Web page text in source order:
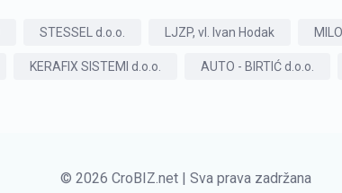
STESSEL d.o.o. LJZP, vl. Ivan Hodak
KERAFIX SISTEMI d.o.o. AUTO - BIRTIĆ d.o.o.
© 2026 CroBIZ.net | Sva prava zadržana